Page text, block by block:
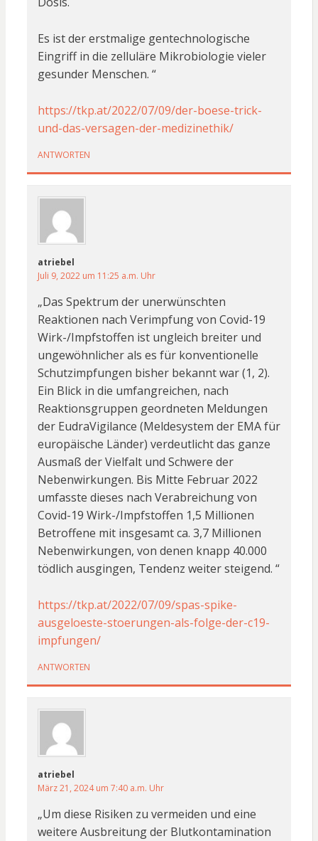
Es ist der erstmalige gentechnologische
Eingriff in die zelluläre Mikrobiologie vieler
gesunder Menschen. “
https://tkp.at/2022/07/09/der-boese-trick-
und-das-versagen-der-medizinethik/
ANTWORTEN
atriebel
Juli 9, 2022 um 11:25 a.m. Uhr
„Das Spektrum der unerwünschten
Reaktionen nach Verimpfung von Covid-19
Wirk-/Impfstoffen ist ungleich breiter und
ungewöhnlicher als es für konventionelle
Schutzimpfungen bisher bekannt war (1, 2).
Ein Blick in die umfangreichen, nach
Reaktionsgruppen geordneten Meldungen
der EudraVigilance (Meldesystem der EMA für
europäische Länder) verdeutlicht das ganze
Ausmaß der Vielfalt und Schwere der
Nebenwirkungen. Bis Mitte Februar 2022
umfasste dieses nach Verabreichung von
Covid-19 Wirk-/Impfstoffen 1,5 Millionen
Betroffene mit insgesamt ca. 3,7 Millionen
Nebenwirkungen, von denen knapp 40.000
tödlich ausgingen, Tendenz weiter steigend. “
https://tkp.at/2022/07/09/spas-spike-
ausgeloeste-stoerungen-als-folge-der-c19-
impfungen/
ANTWORTEN
atriebel
März 21, 2024 um 7:40 a.m. Uhr
„Um diese Risiken zu vermeiden und eine
weitere Ausbreitung der Blutkontamination